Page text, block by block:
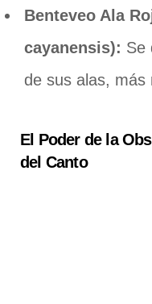
Benteveo Ala
cayanensis): Se
de sus alas, más
El Poder de la
del Canto